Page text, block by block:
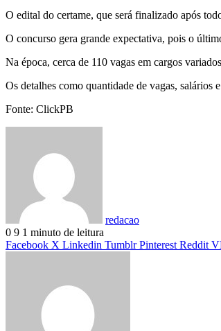
O edital do certame, que será finalizado após
O concurso gera grande expectativa, pois o
Na época, cerca de 110 vagas em cargos
Os detalhes como quantidade de vagas, salários
Fonte: ClickPB
redacao
0 9 1 minuto de leitura
Facebook X Linkedin Tumblr Pinterest Reddit